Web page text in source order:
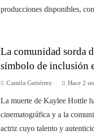
producciones disponibles,
La comunidad sorda
símbolo de inclusión
Camila Gutiérrez Hace 2
La muerte de Kaylee Hottle
cinematográfica y a la
actriz cuyo talento y